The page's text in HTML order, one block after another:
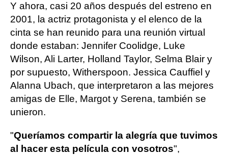
Y ahora, casi 20 años después del estreno en
2001, la actriz protagonista y el elenco de la
cinta se han reunido para una reunión virtual
donde estaban: Jennifer Coolidge, Luke
Wilson, Ali Larter, Holland Taylor, Selma Blair y
por supuesto, Witherspoon. Jessica Cauffiel y
Alanna Ubach, que interpretaron a las mejores
amigas de Elle, Margot y Serena, también se
unieron.
"Queríamos compartir la alegría que tuvimos
al hacer esta película con vosotros",